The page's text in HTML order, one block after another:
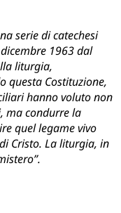
serie di catechesi
1963 dal
liturgia,
questa Costituzione,
hanno voluto non
ma condurre la
quel legame vivo
Cristo. La liturgia, in